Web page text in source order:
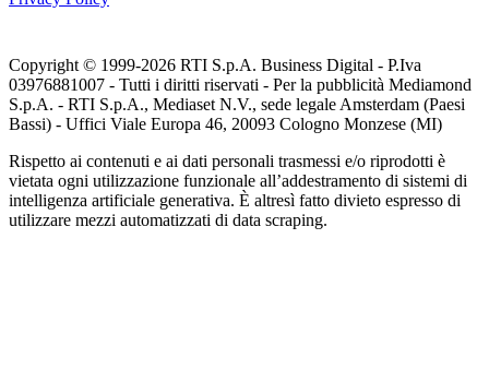
Copyright © 1999-2026 RTI S.p.A. Business Digital - P.Iva
03976881007 - Tutti i diritti riservati - Per la pubblicità Mediamond
S.p.A. - RTI S.p.A., Mediaset N.V., sede legale Amsterdam (Paesi
Bassi) - Uffici Viale Europa 46, 20093 Cologno Monzese (MI)
Rispetto ai contenuti e ai dati personali trasmessi e/o riprodotti è
vietata ogni utilizzazione funzionale all’addestramento di sistemi di
intelligenza artificiale generativa. È altresì fatto divieto espresso di
utilizzare mezzi automatizzati di data scraping.